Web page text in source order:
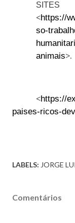
SITES
<https://
so-
animais>.
<https://
paises-ricos-
LABELS: JORGE
Comentários